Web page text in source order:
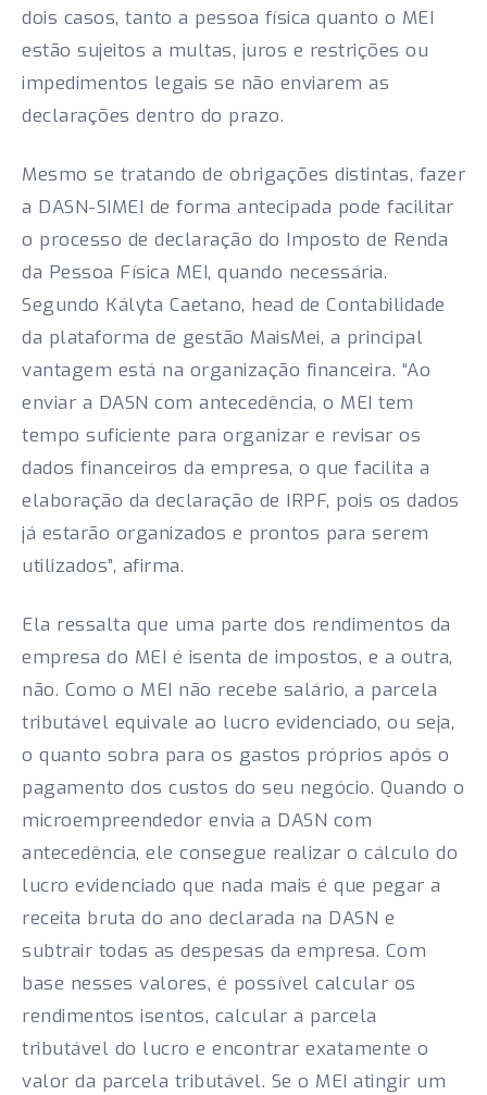
dois casos, tanto a pessoa física quanto o MEI
estão sujeitos a multas, juros e restrições ou
impedimentos legais se não enviarem as
declarações dentro do prazo.
Mesmo se tratando de obrigações distintas, fazer
a DASN-SIMEI de forma antecipada pode facilitar
o processo de declaração do Imposto de Renda
da Pessoa Física MEI, quando necessária.
Segundo Kályta Caetano, head de Contabilidade
da plataforma de gestão MaisMei, a principal
vantagem está na organização financeira. “Ao
enviar a DASN com antecedência, o MEI tem
tempo suficiente para organizar e revisar os
dados financeiros da empresa, o que facilita a
elaboração da declaração de IRPF, pois os dados
já estarão organizados e prontos para serem
utilizados”, afirma.
Ela ressalta que uma parte dos rendimentos da
empresa do MEI é isenta de impostos, e a outra,
não. Como o MEI não recebe salário, a parcela
tributável equivale ao lucro evidenciado, ou seja,
o quanto sobra para os gastos próprios após o
pagamento dos custos do seu negócio. Quando o
microempreendedor envia a DASN com
antecedência, ele consegue realizar o cálculo do
lucro evidenciado que nada mais é que pegar a
receita bruta do ano declarada na DASN e
subtrair todas as despesas da empresa. Com
base nesses valores, é possível calcular os
rendimentos isentos, calcular a parcela
tributável do lucro e encontrar exatamente o
valor da parcela tributável. Se o MEI atingir um